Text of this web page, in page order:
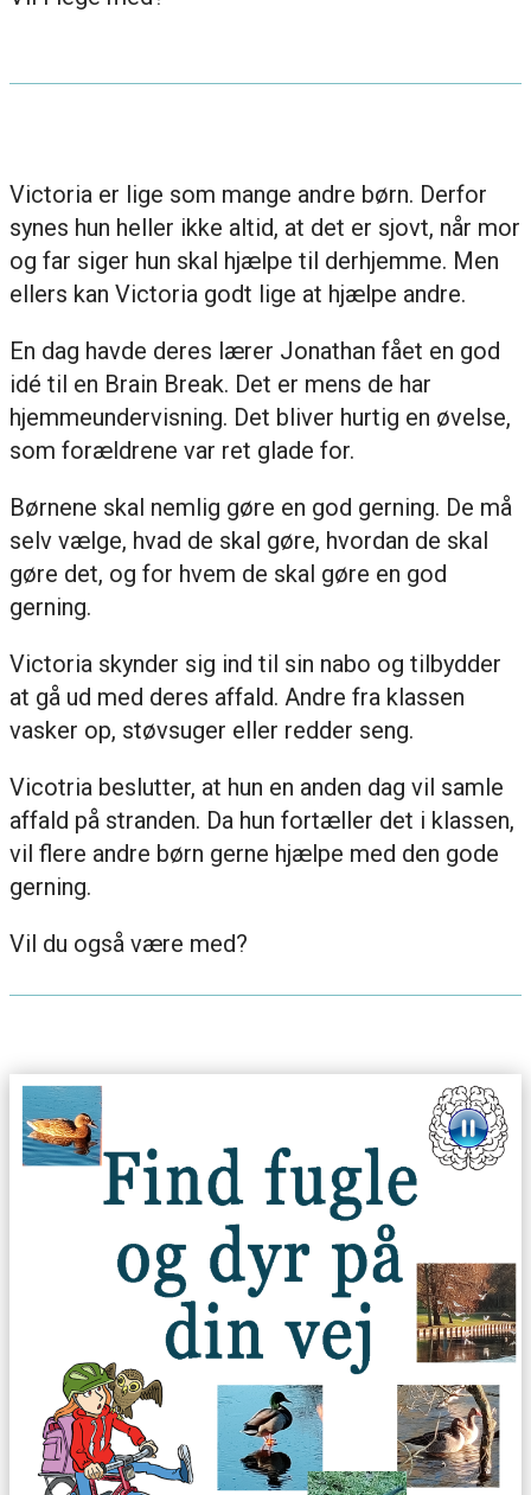
Victoria er lige som mange andre børn. Derfor
synes hun heller ikke altid, at det er sjovt, når mor
og far siger hun skal hjælpe til derhjemme. Men
ellers kan Victoria godt lige at hjælpe andre.
En dag havde deres lærer Jonathan fået en god
idé til en Brain Break. Det er mens de har
hjemmeundervisning. Det bliver hurtig en øvelse,
som forældrene var ret glade for.
Børnene skal nemlig gøre en god gerning. De må
selv vælge, hvad de skal gøre, hvordan de skal
gøre det, og for hvem de skal gøre en god
gerning.
Victoria skynder sig ind til sin nabo og tilbydder
at gå ud med deres affald. Andre fra klassen
vasker op, støvsuger eller redder seng.
Vicotria beslutter, at hun en anden dag vil samle
affald på stranden. Da hun fortæller det i klassen,
vil flere andre børn gerne hjælpe med den gode
gerning.
Vil du også være med?